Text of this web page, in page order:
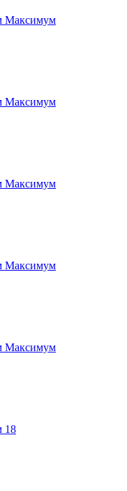
Максимум
Максимум
Максимум
Максимум
Максимум
18